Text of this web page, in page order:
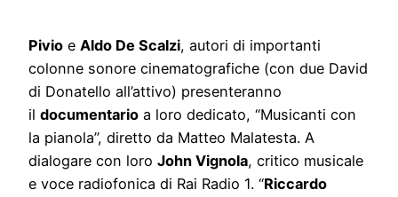
Pivio e Aldo De Scalzi, autori di importanti
colonne sonore cinematografiche (con due David
di Donatello all’attivo) presenteranno
il documentario a loro dedicato, “Musicanti con
la pianola”, diretto da Matteo Malatesta. A
dialogare con loro John Vignola, critico musicale
e voce radiofonica di Rai Radio 1. “Riccardo